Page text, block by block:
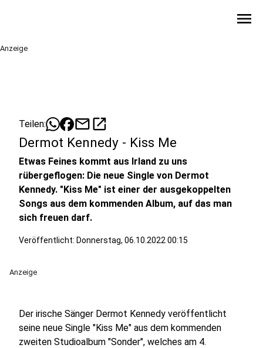
menu
Anzeige
Teilen: mailopen_in_new
Dermot Kennedy - Kiss Me
Etwas Feines kommt aus Irland zu uns
rübergeflogen: Die neue Single von Dermot
Kennedy. "Kiss Me" ist einer der ausgekoppelten
Songs aus dem kommenden Album, auf das man
sich freuen darf.
Veröffentlicht: Donnerstag, 06.10.2022 00:15
Anzeige
Der irische Sänger Dermot Kennedy veröffentlicht
seine neue Single "Kiss Me" aus dem kommenden
zweiten Studioalbum "Sonder", welches am 4.